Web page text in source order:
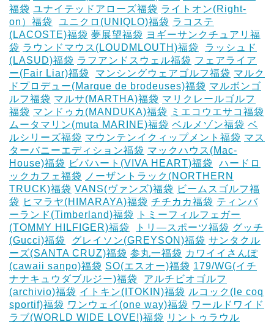
福袋 ユナイテッドアローズ福袋 ライトオン(Right-
on）福袋
ユニクロ(UNIQLO)福袋 ラコステ
(LACOSTE)福袋 夢展望福袋 ヨギーサンクチュアリ福
袋 ラウンドマウス(LOUDMLOUTH)福袋
ラッシュド
(LASUD)福袋 ラフアンドスウェル福袋 フェアライア
ー(Fair Liar)福袋
マンシングウェアゴルフ福袋 マルク
ドプロデュー(Marque de brodeuses)福袋 マルボンゴ
ルフ福袋 マルサ(MARTHA)福袋 マリクレールゴルフ
福袋 マンドゥカ(MANDUKA)福袋
ミエコウエサコ福袋
ムータマリン(muta MARINE)福袋 ベルメゾン福袋 ベ
ルシリーズ福袋 マウンテンイクィップメント福袋 マス
ターバニーエディション福袋 マックハウス(Mac-
House)福袋 ビバハート(VIVA HEART)福袋
ハードロ
ックカフェ福袋
ノーザントラック(NORTHERN
TRUCK)福袋 VANS(ヴァンズ)福袋 ビームスゴルフ福
袋 ヒマラヤ(HIMARAYA)福袋 チチカカ福袋 ティンバ
ーランド(Timberland)福袋
トミーフィルフェガー
(TOMMY HILFIGER)福袋
トリ―スポーツ福袋 グッチ
(Gucci)福袋
グレイソン(GREYSON)福袋 サンタクル
ーズ(SANTA CRUZ)福袋 参丸一福袋 カワイイさんぽ
(cawaii sanpo)福袋 SO(エスオー)福袋 179/WG(イチ
ナナキュウダブルジー)福袋
アルチビオゴルフ
(archivio)福袋 イトキン(ITOKIN)福袋 ルコック(le coq
sportif)福袋 ワンウェイ(one way)福袋 ワールドワイド
ラブ(WORLD WIDE LOVE!)福袋 リントゥラウル